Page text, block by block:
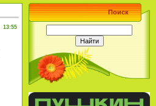
13:55
Поиск